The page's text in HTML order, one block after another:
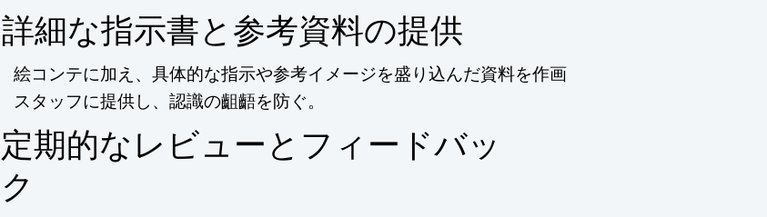
詳細な指示書と参考資料の提供
絵コンテに加え、具体的な指示や参考イメージを盛り込んだ資料を作画
スタッフに提供し、認識の齟齬を防ぐ。
定期的なレビューとフィードバッ
ク